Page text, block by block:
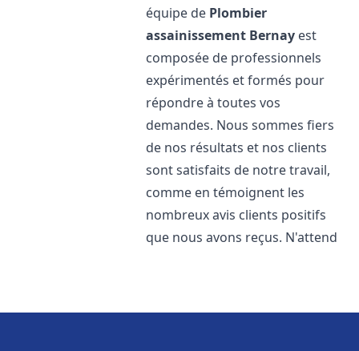
équipe de Plombier
assainissement Bernay est
composée de professionnels
expérimentés et formés pour
répondre à toutes vos
demandes. Nous sommes fiers
de nos résultats et nos clients
sont satisfaits de notre travail,
comme en témoignent les
nombreux avis clients positifs
que nous avons reçus. N'attend